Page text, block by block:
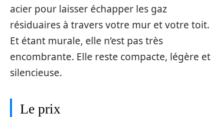
acier pour laisser échapper les gaz
résiduaires à travers votre mur et votre toit.
Et étant murale, elle n’est pas très
encombrante. Elle reste compacte, légère et
silencieuse.
Le prix